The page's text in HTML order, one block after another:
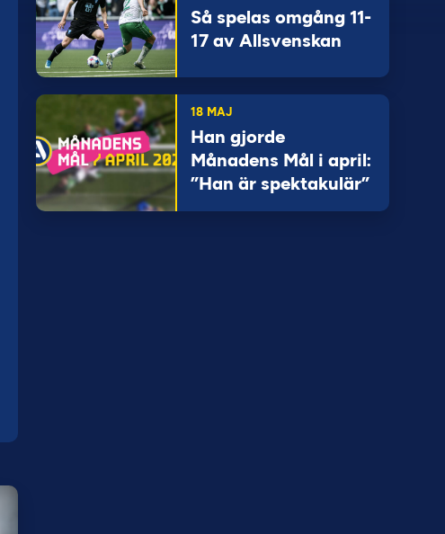
Så spelas omgång 11-
17 av Allsvenskan
18 MAJ
Han gjorde
Månadens Mål i april:
”Han är spektakulär”